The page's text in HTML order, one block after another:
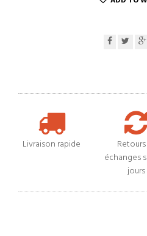
Livraison rapide
échanges
jours